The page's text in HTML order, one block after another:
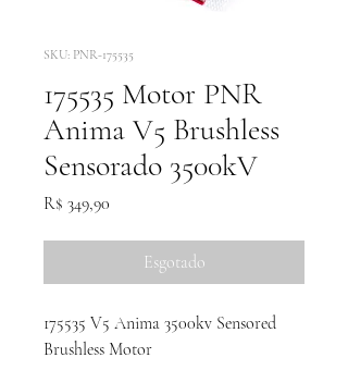
SKU: PNR-175535
175535 Motor PNR
Anima V5 Brushless
Sensorado 3500kV
R$ 349,90
Esgotado
175535 V5 Anima 3500kv Sensored
Brushless Motor